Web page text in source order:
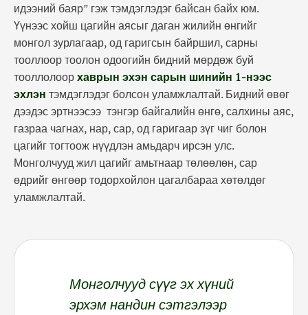
идээний баяр” гэж тэмдэглэдэг байсан байх юм.
Үүнээс хойш цагийн аясыг даган жилийн өнгийг
монгол зурлагаар, од гаригсын байршил, сарны
тооллоор тоолон одоогийн бидний мөрдөж буй
тооллолоорхаврын эхэн сарын шинийн 1-нээс
эхлэн тэмдэглэдэг болсон уламжлалтай. Бидний өвөг
дээдэс эртнээсээ тэнгэр байгалийн өнгө, салхины аяс,
газраа чагнах, нар, сар, од гаригаар зүг чиг болон
цагийг тогтоож нүүдлэн амьдарч ирсэн улс.
Монголчууд жил цагийг амьтнаар төлөөлөн, сар
өдрийг өнгөөр тодорхойлон цагалбараа хөтөлдөг
уламжлалтай.
Монголчууд сүүг эх хүний
эрхэм нандин сэтгэлээр